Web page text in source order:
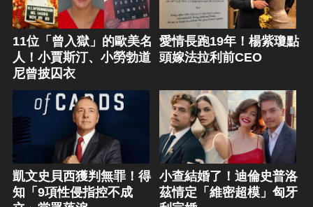
11位「曾入獄」的歐美名
人！小賈斯汀、小勞勃道
尼曾披囚衣
愛情長跑19年！楊紫瓊點
頭嫁法拉利前CEO
凱文史貝西獲判無罪！得
知「9項性侵指控不成
小查結婚了！迪倫史普洛
茲情定「維密超模」匈牙